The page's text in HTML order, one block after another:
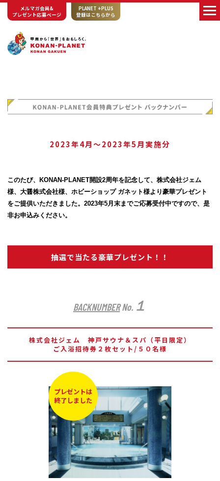
メルマガ会員&
プレゼント応募ページ
PLANET +PLUS
登録はこちらから
2023年4月～2023年5月実施分
このたび、KONAN-PLANET開設2周年を記念して、株式会社ジェム
様、大醤株式会社様、ホビーショップ ガネット様より豪華プレゼント
をご提供いただきました。2023年5月末までご応募受付中ですので、是
非お申込みください。
抽選で当たる豪華プレゼント！！
BACKNUMBERNo. １
株式会社ジェム 神戸サウナ＆スパ（平日限定）
ご入浴招待券２枚セット/５０名様
プレゼントは
終了しました